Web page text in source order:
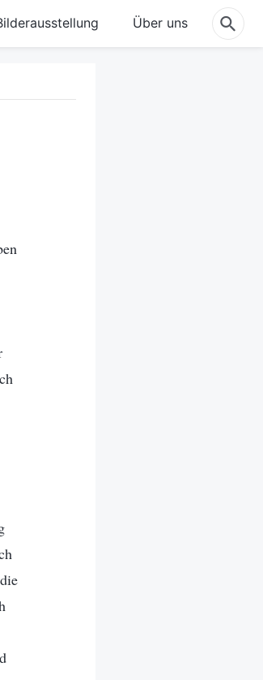
Über uns